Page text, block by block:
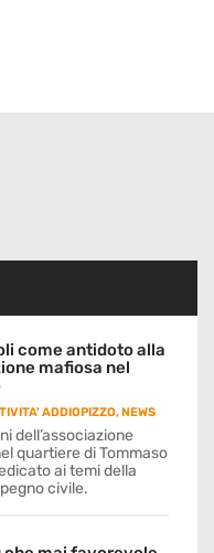
come antidoto alla
mafiosa nel
ADDIOPIZZO, NEWS
dell’associazione
quartiere di Tommaso
ai temi della
civile.